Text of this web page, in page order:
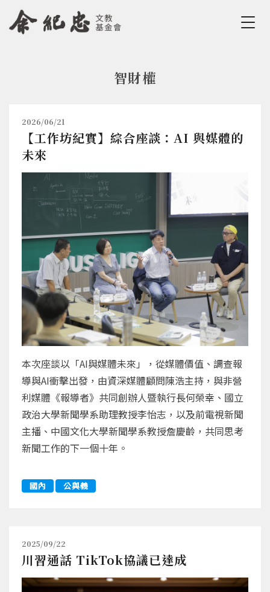
Jump to Navigation
Jump to Main content
智財權
2026/06/21
【工作坊紀實】綜合座談：AI 與媒體的
未來
本次座談以「AI與媒體未來」，從媒體價值、調查報
導與AI衝擊出發，由資深媒體顧問陳浩主持，與非營
利媒體《報導者》共同創辦人暨執行長何榮幸、國立
政治大學新聞學系助理教授李怡志，以及前電視新聞
主播、中國文化大學新聞學系教授詹慶齡，共同思考
新聞工作的下一個十年。
國內 公與義
2025/09/22
川習通話 TikTok協議已達成